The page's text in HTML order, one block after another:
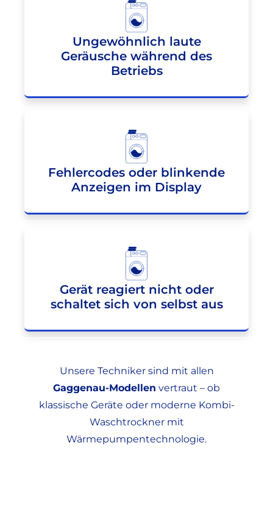
Ungewöhnlich laute
Geräusche während des
Betriebs
Fehlercodes oder blinkende
Anzeigen im Display
Gerät reagiert nicht oder
schaltet sich von selbst aus
Unsere Techniker sind mit allen
Gaggenau-Modellen vertraut – ob
klassische Geräte oder moderne Kombi-
Waschtrockner mit
Wärmepumpentechnologie.